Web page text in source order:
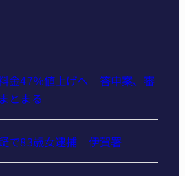
金47％値上げへ 答申案、審
とまる
で83歳女逮捕 伊賀署